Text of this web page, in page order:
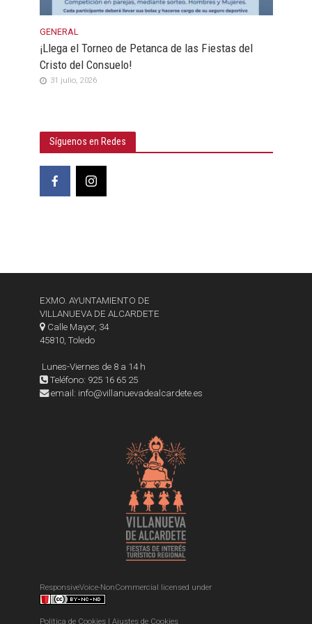
GENERAL
¡Llega el Torneo de Petanca de las Fiestas del
Cristo del Consuelo!
31 julio, 2026
Síguenos en Redes
EXMO. AYUNTAMIENTO DE
VILLANUEVA DE ALCARDETE
Calle Mayor, 34
45810, Toledo
Lunes-Viernes de 8 a 14 h
Teléfono: 925 16 65 25
email: info@villanuevadealcardete.es
ResponsiveVoice-NonCommercial licensed under
Política de Cookies| Ajustes de Cookies